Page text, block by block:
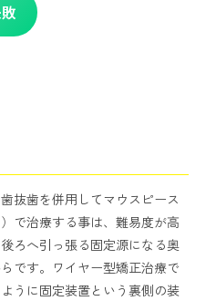
抜歯を併用してマウスピース
で治療する事は、難易度が高
ろへ引っ張る固定源になる奥
です。ワイヤー型矯正治療で
うに固定装置という裏側の装